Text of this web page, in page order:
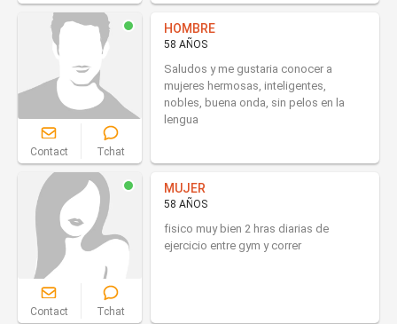
Contact Tchat
HOMBRE
58 AÑOS
Saludos y me gustaria conocer a
mujeres hermosas, inteligentes,
nobles, buena onda, sin pelos en la
lengua
Contact Tchat
MUJER
58 AÑOS
fisico muy bien 2 hras diarias de
ejercicio entre gym y correr